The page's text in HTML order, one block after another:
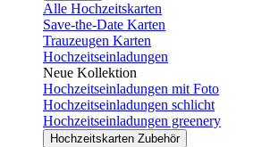
Alle Hochzeitskarten
Save-the-Date Karten
Trauzeugen Karten
Hochzeitseinladungen
Neue Kollektion
Hochzeitseinladungen mit Foto
Hochzeitseinladungen schlicht
Hochzeitseinladungen greenery
Hochzeitskarten Zubehör